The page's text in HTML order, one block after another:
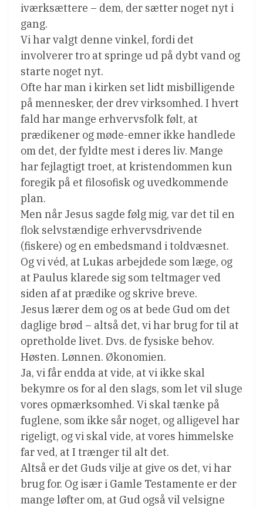
iværksættere – dem, der sætter noget nyt i
gang.
Vi har valgt denne vinkel, fordi det
involverer tro at springe ud på dybt vand og
starte noget nyt.
Ofte har man i kirken set lidt misbilligende
på mennesker, der drev virksomhed. I hvert
fald har mange erhvervsfolk følt, at
prædikener og møde-emner ikke handlede
om det, der fyldte mest i deres liv. Mange
har fejlagtigt troet, at kristendommen kun
foregik på et filosofisk og uvedkommende
plan.
Men når Jesus sagde følg mig, var det til en
flok selvstændige erhvervsdrivende
(fiskere) og en embedsmand i toldvæsnet.
Og vi véd, at Lukas arbejdede som læge, og
at Paulus klarede sig som teltmager ved
siden af at prædike og skrive breve.
Jesus lærer dem og os at bede Gud om det
daglige brød – altså det, vi har brug for til at
opretholde livet. Dvs. de fysiske behov.
Høsten. Lønnen. Økonomien.
Ja, vi får endda at vide, at vi ikke skal
bekymre os for al den slags, som let vil sluge
vores opmærksomhed. Vi skal tænke på
fuglene, som ikke sår noget, og alligevel har
rigeligt, og vi skal vide, at vores himmelske
far ved, at I trænger til alt det.
Altså er det Guds vilje at give os det, vi har
brug for. Og især i Gamle Testamente er der
mange løfter om, at Gud også vil velsigne